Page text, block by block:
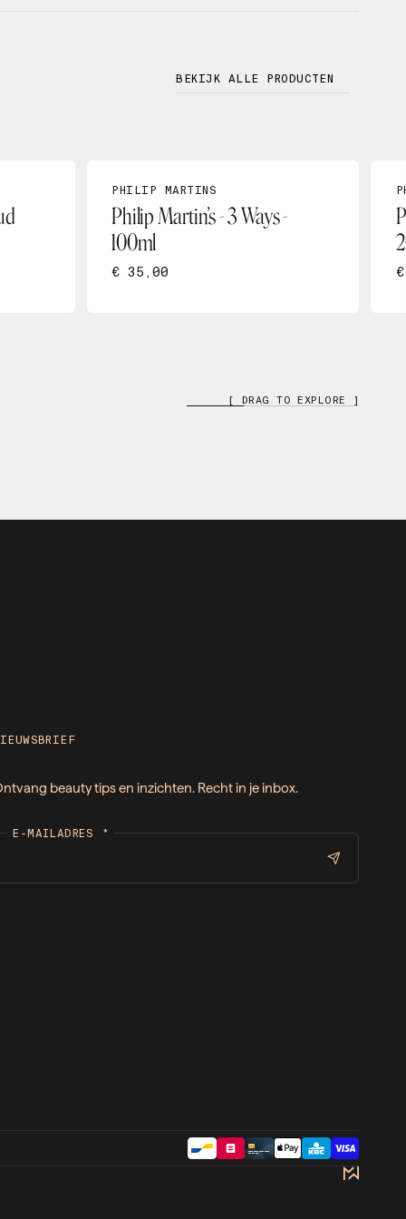
BEKIJK ALLE PRODUCTEN
PHILIP MARTINS
Philip Martin’s - 3 Ways -
100ml
€ 35,00
[ DRAG TO EXPLORE ]
beauty tips en inzichten. Recht in je inbox.
E-MAILADRES *